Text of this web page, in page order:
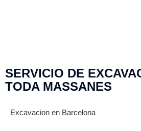
SERVICIO DE
TODA MASSANES
Excavacion en Barcelona